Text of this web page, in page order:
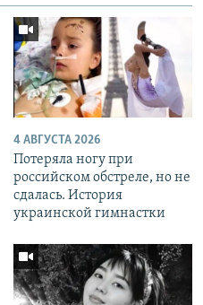
4 АВГУСТА 2026
Потеряла ногу при
российском обстреле, но не
сдалась. История
украинской гимнастки